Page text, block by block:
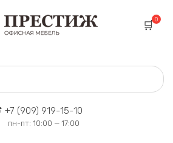
0
+7 (909) 919-15-10
пн-пт: 10:00 — 17:00